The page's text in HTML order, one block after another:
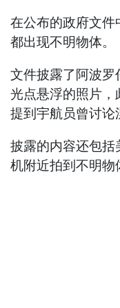
在公布的政府文
都出现不明物体。
文件披露了阿波
光点悬浮的照片
提到宇航员曾讨论
披露的内容还包
机附近拍到不明物